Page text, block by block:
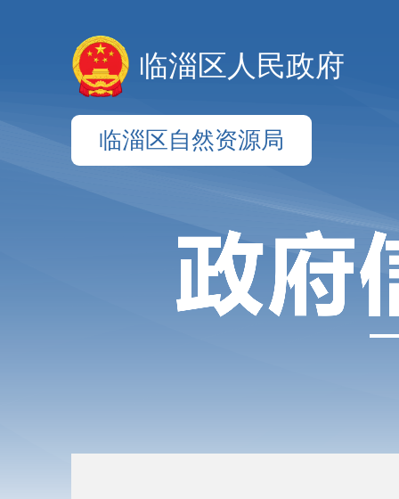
临淄区人民政府
临淄区自然资源局